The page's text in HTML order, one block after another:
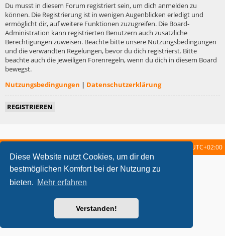
Diese Website nutzt Cookies, um dir den
bestmöglichen Komfort bei der Nutzung zu
bieten. Mehr erfahren
Verstanden!
Du musst in diesem Forum registriert sein, um dich anmelden zu
können. Die Registrierung ist in wenigen Augenblicken erledigt und
ermöglicht dir, auf weitere Funktionen zuzugreifen. Die Board-
Administration kann registrierten Benutzern auch zusätzliche
Berechtigungen zuweisen. Beachte bitte unsere Nutzungsbedingungen
und die verwandten Regelungen, bevor du dich registrierst. Bitte
beachte auch die jeweiligen Forenregeln, wenn du dich in diesem Board
bewegst.
Nutzungsbedingungen | Datenschutzerklärung
REGISTRIEREN
UTC+02:00
metrolike style by Eric Seguin Updated for phpBB3.2 by
Powered byphpBB ® Forum Software © phpBB Limited
Deutsche Übersetzung durch